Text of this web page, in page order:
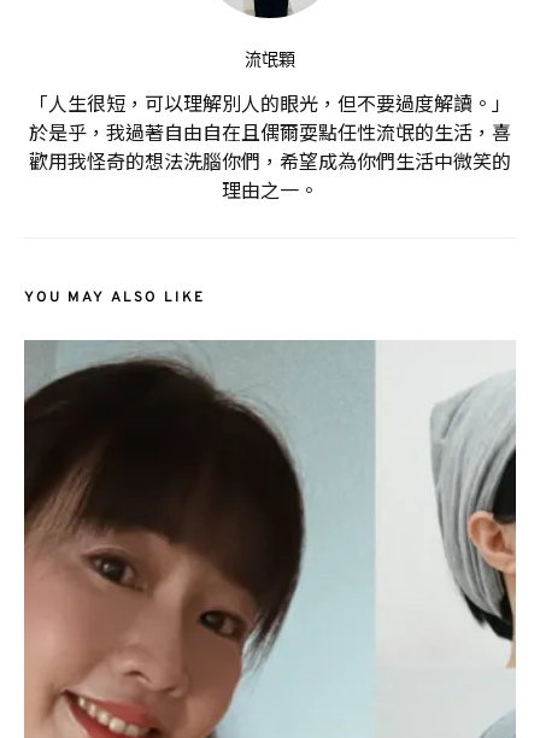
流氓顆
「人生很短，可以理解別人的眼光，但不要過度解讀。」
於是乎，我過著自由自在且偶爾耍點任性流氓的生活，喜
歡用我怪奇的想法洗腦你們，希望成為你們生活中微笑的
理由之一。
YOU MAY ALSO LIKE